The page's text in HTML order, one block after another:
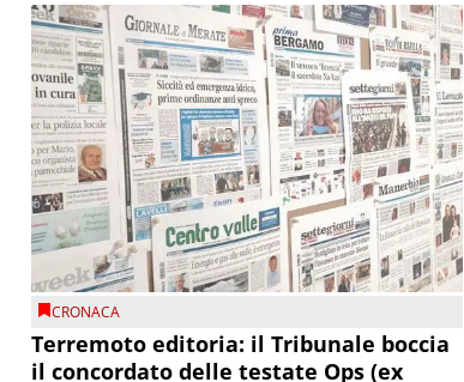
CRONACA
Terremoto editoria: il Tribunale boccia
il concordato delle testate Ops (ex